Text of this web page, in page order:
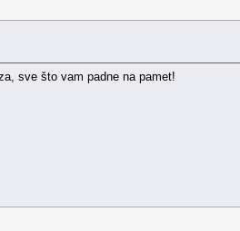
sve što vam padne na pamet!